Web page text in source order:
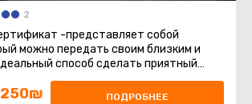
2
-представляет собой
можно передать своим близким и
способ сделать приятный
сюрприз, который позволит ...
250₪ ПОДРОБНЕЕ